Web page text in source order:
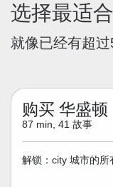
选择最适
就像已经有超
购买 华盛顿
87 min, 41 故事
解锁：city 城市的所